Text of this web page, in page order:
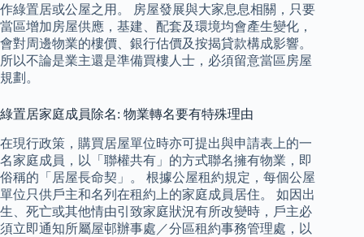
作綠置居或公屋之用。 房屋發展與大家息息相關，只要
當區增加房屋供應，基建、配套及環境均會產生變化，
會對周邊物業的樓價、銀行估價及按揭貸款構成影響。
所以不論是業主還是準備買樓人士，必須留意當區房屋
規劃。
綠置居家庭成員除名: 物業轉名要有特殊理由
在現行政策，購買居屋單位時亦可提出與申請表上的一
名家庭成員，以「聯權共有」的方式聯名擁有物業，即
俗稱的「居屋長命契」。 根據公屋租約規定，每個公屋
單位只供戶主和名列在租約上的家庭成員居住。 如因出
生、死亡或其他情由引致家庭狀況有所改變時，戶主必
須立即通知所屬屋邨辦事處／分區租約事務管理處，以